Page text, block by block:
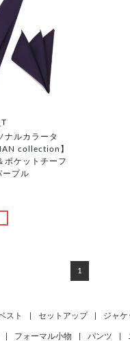
ナルカラータ
collection】
ポケットチーフ
プル
1
スト セットアップ ジャケ
フォーマル小物 パンツ